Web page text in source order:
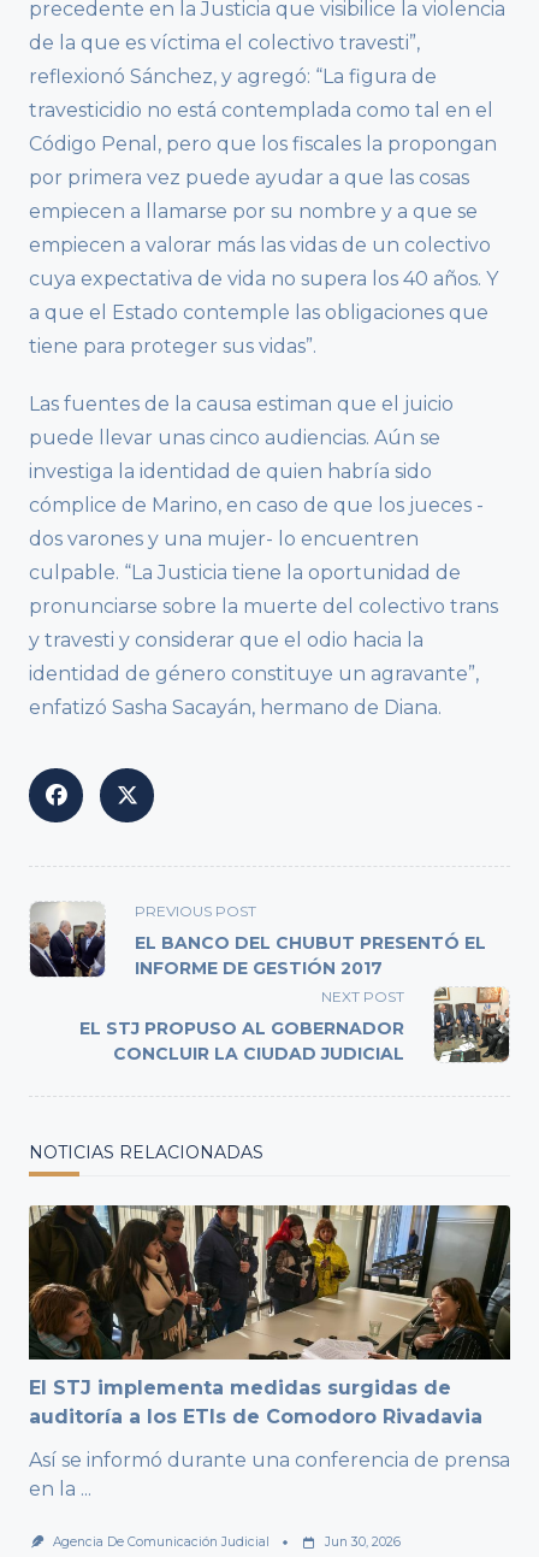
precedente en la Justicia que visibilice la violencia
de la que es víctima el colectivo travesti”,
reflexionó Sánchez, y agregó: “La figura de
travesticidio no está contemplada como tal en el
Código Penal, pero que los fiscales la propongan
por primera vez puede ayudar a que las cosas
empiecen a llamarse por su nombre y a que se
empiecen a valorar más las vidas de un colectivo
cuya expectativa de vida no supera los 40 años. Y
a que el Estado contemple las obligaciones que
tiene para proteger sus vidas”.
Las fuentes de la causa estiman que el juicio
puede llevar unas cinco audiencias. Aún se
investiga la identidad de quien habría sido
cómplice de Marino, en caso de que los jueces -
dos varones y una mujer- lo encuentren
culpable. “La Justicia tiene la oportunidad de
pronunciarse sobre la muerte del colectivo trans
y travesti y considerar que el odio hacia la
identidad de género constituye un agravante”,
enfatizó Sasha Sacayán, hermano de Diana.
<span
class="nav-
subtitle
reader-
text">Page</span>
PREVIOUS POST
EL BANCO DEL CHUBUT PRESENTÓ EL
INFORME DE GESTIÓN 2017
NEXT POST
EL STJ PROPUSO AL GOBERNADOR
CONCLUIR LA CIUDAD JUDICIAL
NOTICIAS RELACIONADAS
El STJ implementa medidas surgidas de
auditoría a los ETIs de Comodoro Rivadavia
Así se informó durante una conferencia de prensa
en la ...
Agencia De Comunicación Judicial Jun 30, 2026